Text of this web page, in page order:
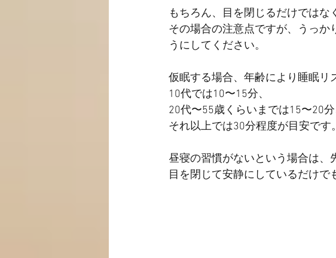
もちろん、目を閉じるだけではな
その場合の注意点ですが、うっか
うにしてください。
仮眠する場合、年齢により睡眠リ
10代では10〜15分、
20代〜55歳くらいまでは15〜20分
それ以上では30分程度が目安です。
昼寝の習慣がないという場合は、
目を閉じて安静にしているだけで